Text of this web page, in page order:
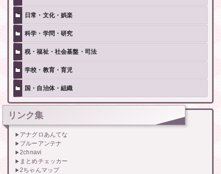
日常・文化・娯楽
科学・学問・研究
税・福祉・社会基盤・司法
学校・教育・育児
国・自治体・組織
リンク集
アナグロあんてな
ブルーアンテナ
2chnavi
まとめチェッカー
2ちゃんマップ